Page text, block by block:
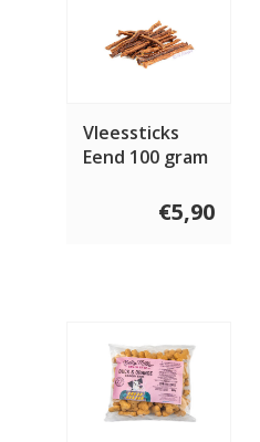
Vleessticks
Eend 100 gram
€5,90